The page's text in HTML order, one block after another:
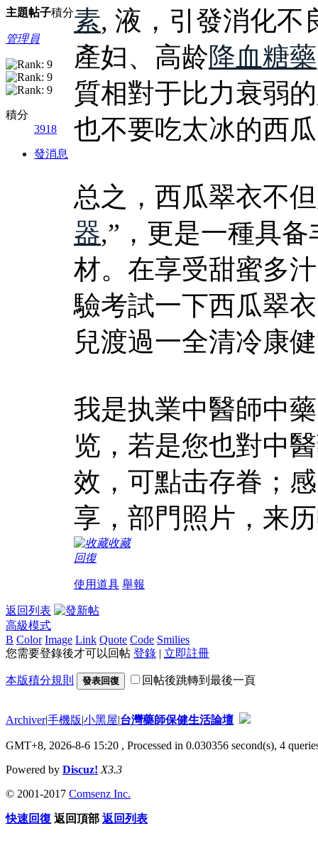
主題帖子積分
管理員
積分
3918
發消息
素, 液，引發消化不
產妇、高龄降血糖藥
質相對于比力衰弱
也不要吃太冰的西
总之，西瓜翠衣不
器,”，更是一種具
材。在享受甜蜜多
驗考試一下西瓜翠
兒渡過一全清冷康
我是执業中醫師中
览，若是您也對中
效，可點击存眷；
享，部門照片，来
收藏
回復
使用道具 舉報
返回列表
高級模式
B Color Image Link Quote Code Smilies
您需要登錄後才可以回帖 登錄 | 立即註冊
本版積分規則 發表回復 回帖後跳轉到最後一頁
Archiver|手機版|小黑屋|台灣藥師保健生活論壇
GMT+8, 2026-8-6 15:20 , Processed in 0.030356 second(s), 4
Powered by Discuz! X3.3
© 2001-2017 Comsenz Inc.
快速回復 返回頂部 返回列表